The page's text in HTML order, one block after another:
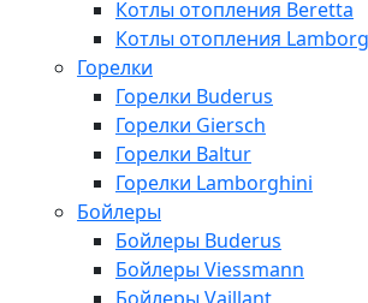
Котлы отопления Beretta
Котлы отопления
Горелки
Горелки Buderus
Горелки Giersch
Горелки Baltur
Горелки Lamborghini
Бойлеры
Бойлеры Buderus
Бойлеры Viessmann